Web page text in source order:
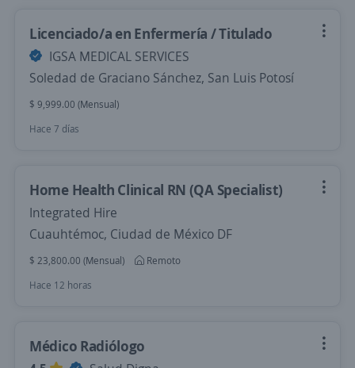
Licenciado/a en Enfermería / Titulado
IGSA MEDICAL SERVICES
Soledad de Graciano Sánchez, San Luis Potosí
$ 9,999.00 (Mensual)
Hace 7 días
Home Health Clinical RN (QA Specialist)
Integrated Hire
Cuauhtémoc, Ciudad de México DF
$ 23,800.00 (Mensual)
Remoto
Hace 12 horas
Médico Radiólogo